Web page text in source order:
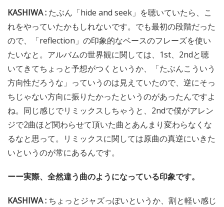
KASHIWA : たぶん「hide and seek」を聴いていたら、こ
れをやっていたかもしれないです。でも最初の段階だった
ので、「reflection」の印象的なベースのフレーズを使い
たいなと。アルバムの世界観に関しては、1st、2ndと聴
いてきてちょっと予想がつくというか、「たぶんこういう
方向性だろうな」っていうのは見えていたので、逆にそっ
ちじゃない方向に振りたかったというのがあったんですよ
ね。同じ感じでリミックスしちゃうと、2ndで僕がアレン
ジで2曲ほど関わらせて頂いた曲とあんまり変わらなくな
るなと思って。リミックスに関しては原曲の真逆にいきた
いというのが常にあるんです。
ーー実際、全然違う曲のようになっている印象です。
KASHIWA : ちょっとジャズっぽいというか、割と軽い感じ